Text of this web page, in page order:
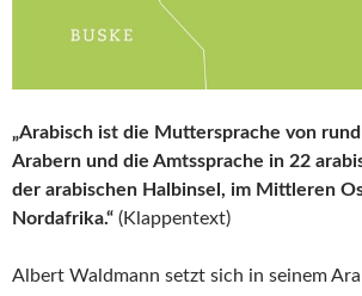
„Arabisch ist die Muttersprache von
Arabern und die Amtssprache in 22
der arabischen Halbinsel, im Mittleren
Nordafrika.“ (Klappentext)
Albert Waldmann setzt sich in seinem